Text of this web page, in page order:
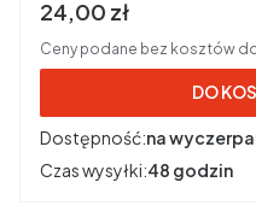
Cena brutto
24,00 zł
Ceny podane bez kosztów
DO
Dostępność:na
Czas wysyłki:48 godzin